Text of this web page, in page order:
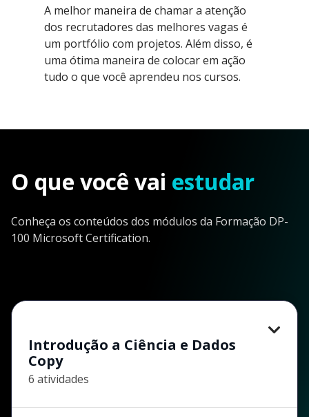
A melhor maneira de chamar a atenção
dos recrutadores das melhores vagas é
um portfólio com projetos. Além disso, é
uma ótima maneira de colocar em ação
tudo o que você aprendeu nos cursos.
O que você vai estudar
Conheça os conteúdos dos módulos da Formação DP-
100 Microsoft Certification.
Introdução a Ciência e Dados
Copy
6 atividades